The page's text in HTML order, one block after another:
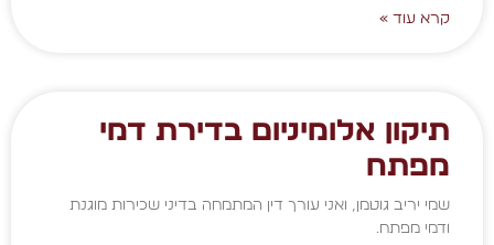
קרא עוד »
תיקון אלומיניום בדירת דמי
מפתח
שמי יריב גוטמן, ואני עורך דין המתמחה בדיני שכירות מוגנת
ודמי מפתח.